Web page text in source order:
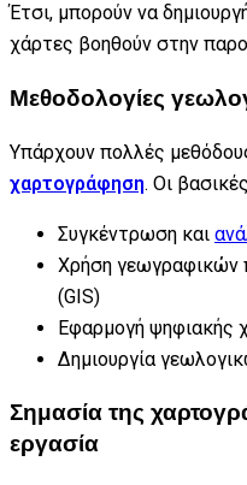
Έτσι, μπορούν να
χάρτες βοηθούν στην
Μεθοδολογίες
Υπάρχουν πολλές
χαρτογράφηση. Οι
Συγκέντρωση και
Χρήση γεωγραφικών
(GIS)
Εφαρμογή ψηφιακής
Δημιουργία
Σημασία της
εργασία